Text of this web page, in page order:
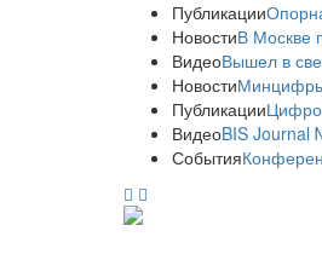
Публикации
НовостиВ Москве
ВидеоВышел в
Новости
Публикации
ВидеоBIS Journal
События